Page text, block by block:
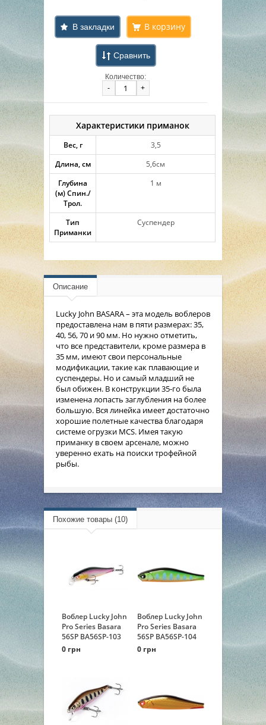
В закладки
Сравнить
Количество:
-
+
Характеристики приманок
Вес, г
3,5
Длина, см
5,6см
Глубина
(м) Спин./
Трол.
1 м
Тип
Приманки
Суспендер
Описание
Lucky John BASARA – эта модель воблеров
предоставлена нам в пяти размерах: 35,
40, 56, 70 и 90 мм. Но нужно отметить,
что все представители, кроме размера в
35 мм, имеют свои персональные
модификации, такие как плавающие и
суспендеры. Но и самый младший не
был обижен. В конструкции 35-го была
изменена лопасть заглубления на более
большую. Вся линейка имеет достаточно
хорошие полетные качества благодаря
системе огрузки MCS. Имея такую
приманку в своем арсенале, можно
уверенно ехать на поиски трофейной
рыбы.
Похожие товары (10)
Воблер Lucky John
Pro Series Basara
56SP BA56SP-103
0 грн
Воблер Lucky John
Pro Series Basara
56SP BA56SP-104
0 грн